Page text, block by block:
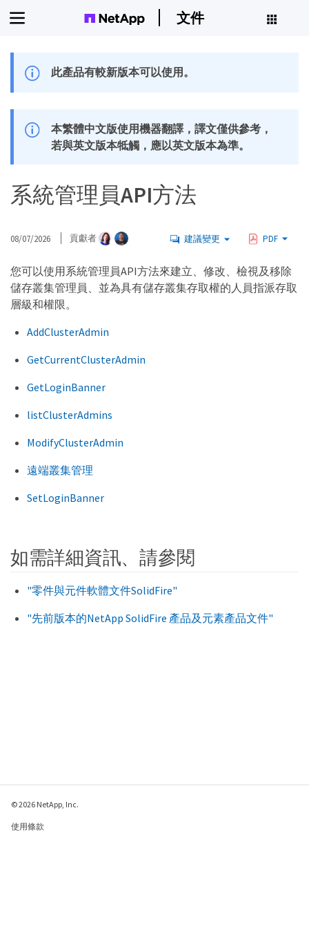
文件
此產品有較新版本可以使用。
本繁體中文版使用機器翻譯，譯文僅供參考，
若與英文版本牴觸，應以英文版本為準。
系統管理員API方法
08/07/2026 貢獻者 建議變更 PDF
您可以使用系統管理員API方法來建立、修改、檢視及移除
儲存叢集管理員、並為具有儲存叢集存取權的人員指派存取
層級和權限。
AddClusterAdmin
GetCurrentClusterAdmin
GetLoginBanner
listClusterAdmins
ModifyClusterAdmin
遠端叢集管理
SetLoginBanner
如需詳細資訊、請參閱
"零件與元件軟體文件SolidFire"
"先前版本的NetApp SolidFire 產品及元素產品文件"
© 2026 NetApp, Inc.
使用條款